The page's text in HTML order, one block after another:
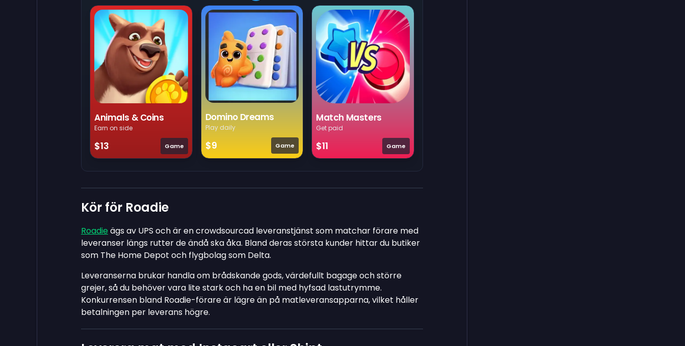
Animals & Coins
Earn on side
$13 Game
Domino Dreams
Play daily
$9 Game
Match Masters
Get paid
$11 Game
Kör för Roadie
Roadie ägs av UPS och är en crowdsourcad leveranstjänst som matchar förare med
leveranser längs rutter de ändå ska åka. Bland deras största kunder hittar du butiker
som The Home Depot och flygbolag som Delta.
Leveranserna brukar handla om brådskande gods, värdefullt bagage och större
grejer, så du behöver vara lite stark och ha en bil med hyfsad lastutrymme.
Konkurrensen bland Roadie-förare är lägre än på matleveransapparna, vilket håller
betalningen per leverans högre.